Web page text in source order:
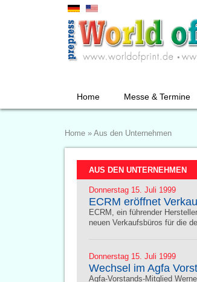
Home Messe & Termine
Home » Aus den Unternehmen
AUS DEN UNTERNEHMEN
Donnerstag 15. Juli 1999
ECRM eröffnet
ECRM, ein führender
neuen Verkaufsbüros für die
Donnerstag 15. Juli 1999
Wechsel im Agfa
Agfa-Vorstands-Mitglied